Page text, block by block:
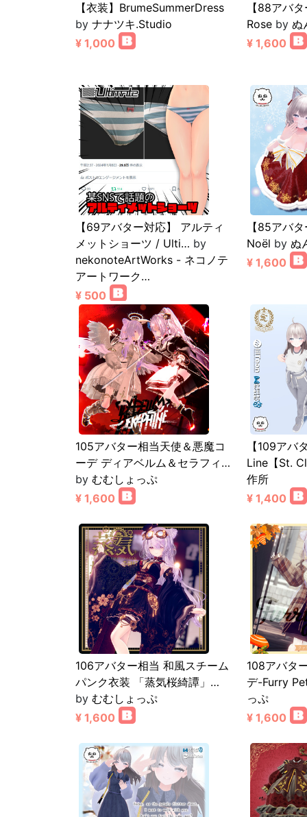
【衣装】BrumeSummerDress
by ナナツキ.Studio
¥ 1,000
【88アバ
Rose by ぬ
¥ 1,600
【69アバター対応】 アルティ
メットショーツ / Ulti… by
nekonoteArtWorks - ネコノテ
アートワーク…
¥ 500
【85アバ
Noël by ぬ
¥ 1,600
105アバター相当天使＆悪魔コ
ーデ ディアベルム＆セラフィ…
by むむしょっぷ
¥ 1,600
【109アバ
Line【St.
作所
¥ 1,400
106アバター相当 和風スチーム
パンク衣装 「蒸気桜綺譚」…
by むむしょっぷ
¥ 1,600
108アバタ
デ-Furry
っぷ
¥ 1,600